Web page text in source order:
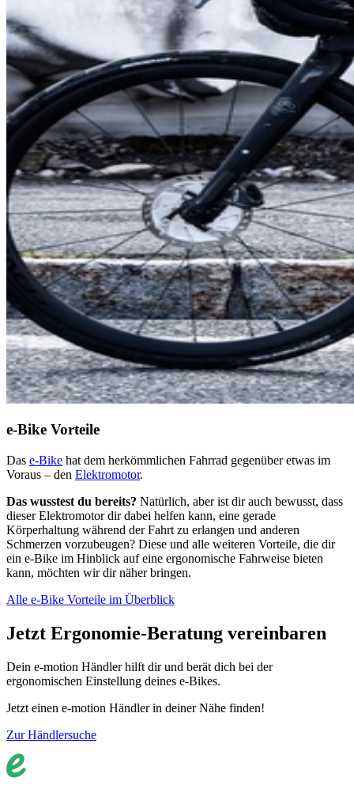
e-Bike Vorteile
Das e-Bike hat dem herkömmlichen Fahrrad gegenüber etwas im
Voraus – den Elektromotor.
Das wusstest du bereits? Natürlich, aber ist dir auch bewusst, dass
dieser Elektromotor dir dabei helfen kann, eine gerade
Körperhaltung während der Fahrt zu erlangen und anderen
Schmerzen vorzubeugen? Diese und alle weiteren Vorteile, die dir
ein e-Bike im Hinblick auf eine ergonomische Fahrweise bieten
kann, möchten wir dir näher bringen.
Alle e-Bike Vorteile im Überblick
Jetzt Ergonomie-Beratung vereinbaren
Dein e-motion Händler hilft dir und berät dich bei der
ergonomischen Einstellung deines e-Bikes.
Jetzt einen e-motion Händler in deiner Nähe finden!
Zur Händlersuche